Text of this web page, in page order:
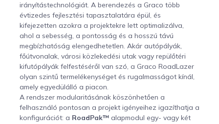
irányítástechnológiát. A berendezés a Graco több
évtizedes fejlesztési tapasztalatára épül, és
kifejezetten azokra a projektekre lett optimalizálva,
ahol a sebesség, a pontosság és a hosszú távú
megbízhatóság elengedhetetlen. Akár autópályák,
főútvonalak, városi közlekedési utak vagy repülőtéri
kifutópályák felfestéséről van szó, a Graco RoadLazer
olyan szintű termelékenységet és rugalmasságot kínál,
amely egyedülálló a piacon.
A rendszer modularitásának köszönhetően a
felhasználó pontosan a projekt igényeihez igazíthatja a
konfigurációt: a RoadPak™ alapmodul egy- vagy két